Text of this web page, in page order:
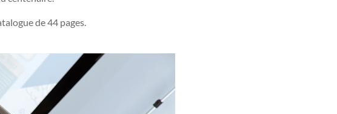
de 44 pages.